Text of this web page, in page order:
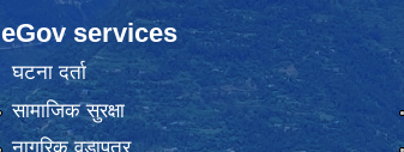
eGov services
घटना दर्ता
सामाजिक सुरक्षा